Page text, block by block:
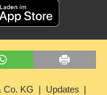
Co. KG Updates